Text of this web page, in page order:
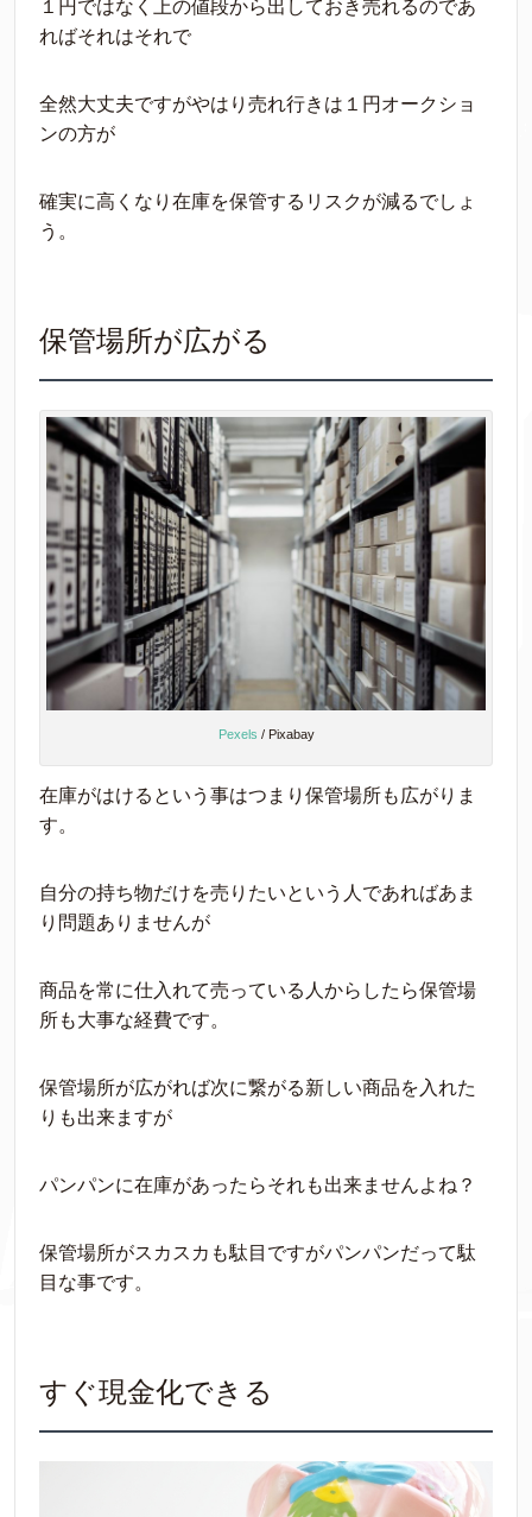
１円ではなく上の値段から出しておき売れるのであ
ればそれはそれで
全然大丈夫ですがやはり売れ行きは１円オークショ
ンの方が
確実に高くなり在庫を保管するリスクが減るでしょ
う。
保管場所が広がる
Pexels / Pixabay
在庫がはけるという事はつまり保管場所も広がりま
す。
自分の持ち物だけを売りたいという人であればあま
り問題ありませんが
商品を常に仕入れて売っている人からしたら保管場
所も大事な経費です。
保管場所が広がれば次に繋がる新しい商品を入れた
りも出来ますが
パンパンに在庫があったらそれも出来ませんよね？
保管場所がスカスカも駄目ですがパンパンだって駄
目な事です。
すぐ現金化できる